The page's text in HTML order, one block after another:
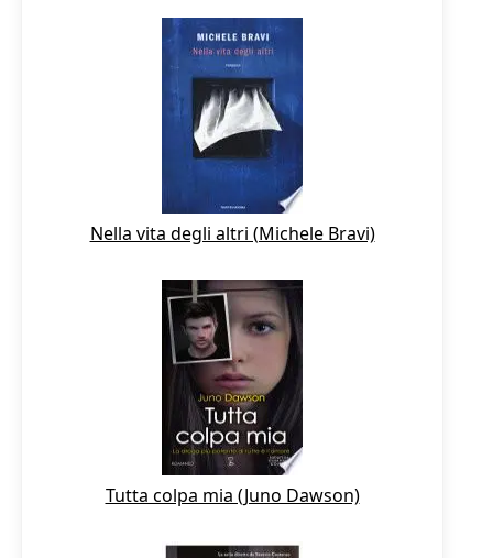
Nella vita degli altri (Michele Bravi)
Tutta colpa mia (Juno Dawson)